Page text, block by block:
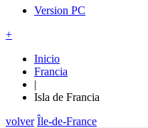
Version PC
+
Inicio
Francia
|
Isla de Francia
volver Île-de-France